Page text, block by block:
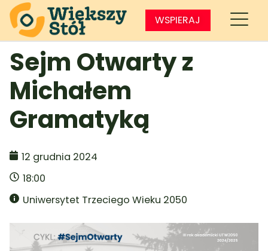
WSPIERAJ
Sejm Otwarty z
Michałem
Gramatyką
12 grudnia 2024
18:00
Uniwersytet Trzeciego Wieku 2050